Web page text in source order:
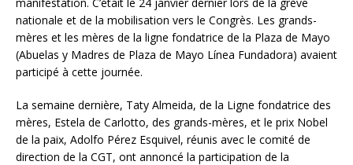
nationale et de la mobilisation vers le Congrès. Les grands-
mères et les mères de la ligne fondatrice de la Plaza de Mayo
(Abuelas y Madres de Plaza de Mayo Línea Fundadora) avaient
participé à cette journée.
La semaine dernière, Taty Almeida, de la Ligne fondatrice des
mères, Estela de Carlotto, des grands-mères, et le prix Nobel
de la paix, Adolfo Pérez Esquivel, réunis avec le comité de
direction de la CGT, ont annoncé la participation de la